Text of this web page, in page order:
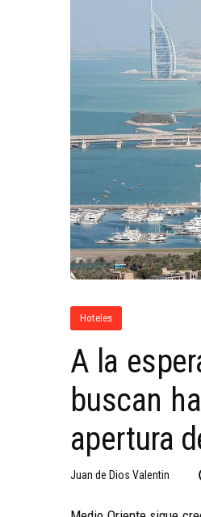
Hoteles
A la
buscan
apertura
Juan de Dios Valentin